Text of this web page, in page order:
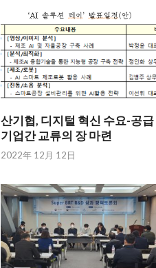
산기협, 디지털 혁신 수요-공급
기업간 교류의 장 마련
2022年 12月 12日